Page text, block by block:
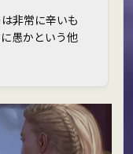
非常に辛いも
愚かという他